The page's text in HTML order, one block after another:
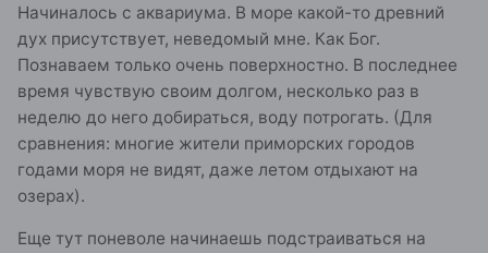
Начиналось с аквариума. В море какой-то древний
дух присутствует, неведомый мне. Как Бог.
Познаваем только очень поверхностно. В последнее
время чувствую своим долгом, несколько раз в
неделю до него добираться, воду потрогать. (Для
сравнения: многие жители приморских городов
годами моря не видят, даже летом отдыхают на
озерах).
Еще тут поневоле начинаешь подстраиваться на